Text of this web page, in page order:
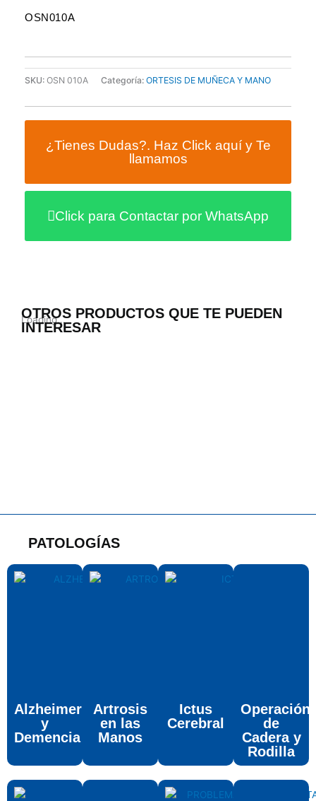
OSN010A
SKU: OSN 010A Categoría: ORTESIS DE MUÑECA Y MANO
¿Tienes Dudas?. Haz Click aquí y Te
llamamos
Click para Contactar por WhatsApp
Loading...
OTROS PRODUCTOS QUE TE PUEDEN
INTERESAR
PATOLOGÍAS
Alzheimer
y
Demencia
Artrosis
en las
Manos
Ictus
Cerebral
Operación
de
Cadera y
Rodilla